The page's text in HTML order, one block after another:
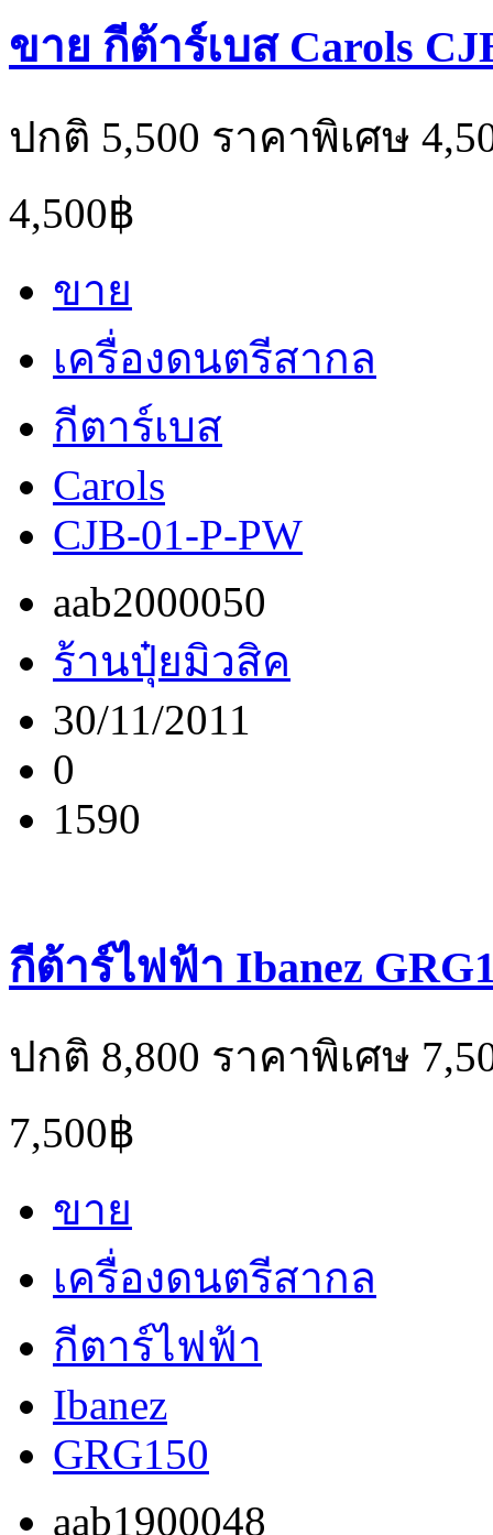
ขาย กีต้าร์เบส Carols
ปกติ 5,500 ราคาพิเศษ
4,500฿
ขาย
เครื่องดนตรีสากล
กีตาร์เบส
Carols
CJB-01-P-PW
aab2000050
ร้านปุ๋ยมิวสิค
30/11/2011
0
1590
กีต้าร์ไฟฟ้า Ibanez
ปกติ 8,800 ราคาพิเศษ
7,500฿
ขาย
เครื่องดนตรีสากล
กีตาร์ไฟฟ้า
Ibanez
GRG150
aab1900048